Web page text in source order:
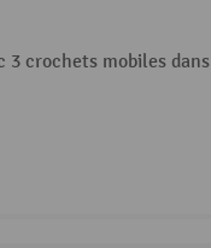
3 crochets mobiles dans